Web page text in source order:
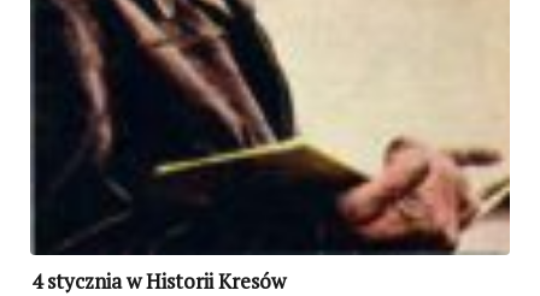
4 stycznia w Historii Kresów